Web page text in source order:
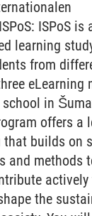
ISPoS is
learning
from
eLearning
in
offers a
that builds on
and methods
actively
the